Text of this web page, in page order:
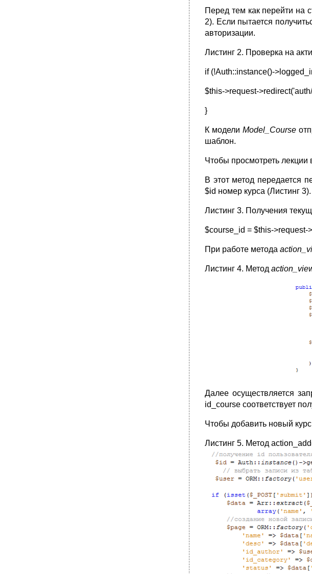
Перед тем как перейти на
2). Если пытается
авторизации.
Листинг 2. Проверка на
if (!Auth::instance()-
$this->request-
}
К модели Model_ Course
шаблон.
Чтобы просмотреть лекции
В этот метод передается
$id номер курса (Листинг 3).
Листинг 3. Получения
$course_id = $this->request-
При работе метода
Листинг 4. Метод
Далее осуществляется
id_course соответствует
Чтобы добавить новый
Листинг 5. Метод